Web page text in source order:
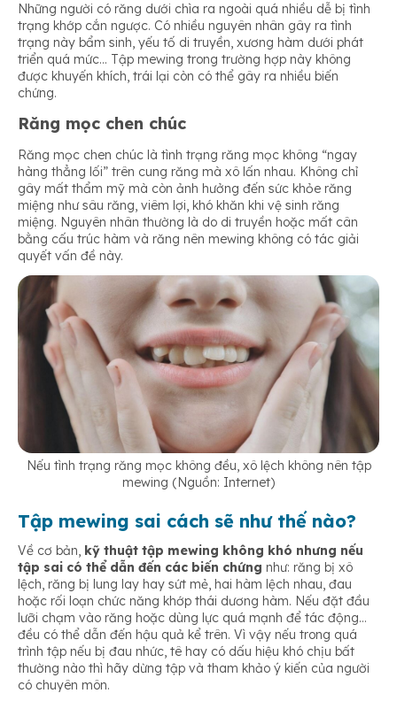
Những người có răng dưới chìa ra ngoài quá nhiều dễ bị tình
trạng khớp cắn ngược. Có nhiều nguyên nhân gây ra tình
trạng này bẩm sinh, yếu tố di truyền, xương hàm dưới phát
triển quá mức… Tập mewing trong trường hợp này không
được khuyến khích, trái lại còn có thể gây ra nhiều biến
chứng.
Răng mọc chen chúc
Răng mọc chen chúc là tình trạng răng mọc không “ngay
hàng thẳng lối” trên cung răng mà xô lấn nhau. Không chỉ
gây mất thẩm mỹ mà còn ảnh hưởng đến sức khỏe răng
miệng như sâu răng, viêm lợi, khó khăn khi vệ sinh răng
miệng. Nguyên nhân thường là do di truyền hoặc mất cân
bằng cấu trúc hàm và răng nên mewing không có tác giải
quyết vấn đề này.
Nếu tình trạng răng mọc không đều, xô lệch không nên tập
mewing (Nguồn: Internet)
Tập mewing sai cách sẽ như thế nào?
Về cơ bản, kỹ thuật tập mewing không khó nhưng nếu
tập sai có thể dẫn đến các biến chứng như: răng bị xô
lệch, răng bị lung lay hay sứt mẻ, hai hàm lệch nhau, đau
hoặc rối loạn chức năng khớp thái dương hàm. Nếu đặt đầu
lưỡi chạm vào răng hoặc dùng lực quá mạnh để tác động…
đều có thể dẫn đến hậu quả kể trên. Vì vậy nếu trong quá
trình tập nếu bị đau nhức, tê hay có dấu hiệu khó chịu bất
thường nào thì hãy dừng tập và tham khảo ý kiến của người
có chuyên môn.